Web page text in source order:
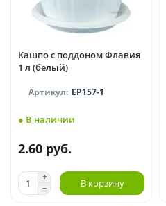
Кашпо с поддоном Флавия
1 л (белый)
EP157-1
● В наличии
2.60 руб.
В корзину